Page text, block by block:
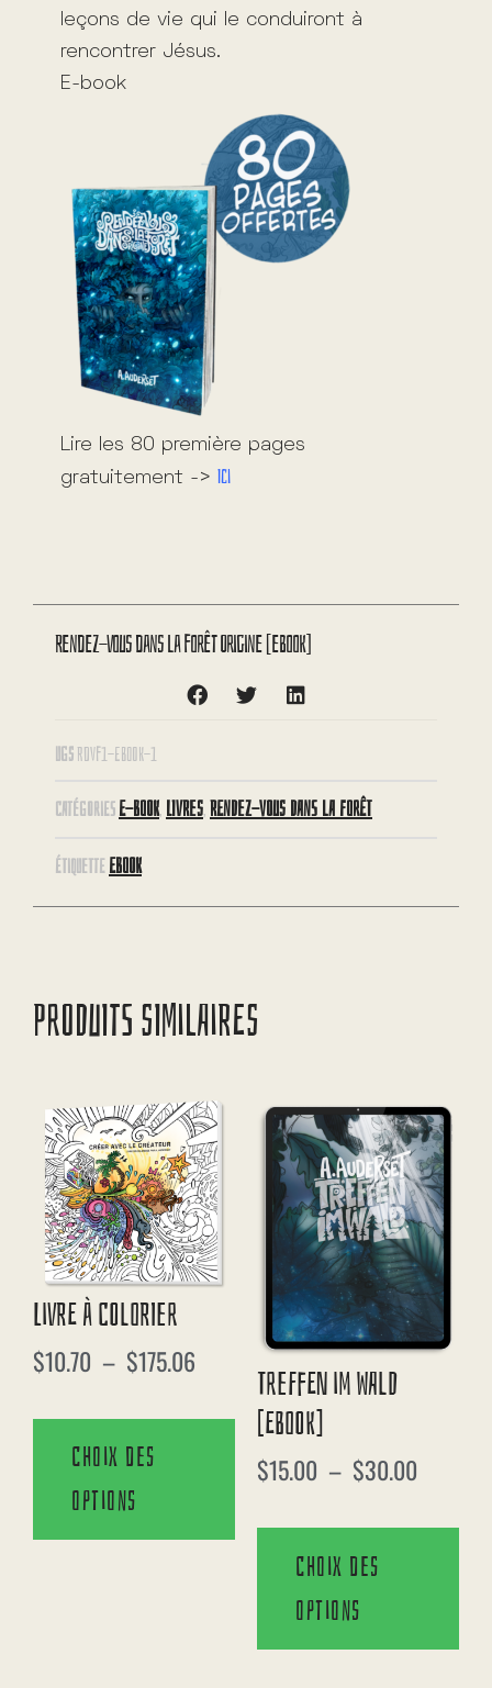
leçons de vie qui le conduiront à
rencontrer Jésus.
E-book
Lire les 80 première pages
gratuitement -> Ici
Rendez-vous dans la forêt Origine [eBook]
UGS RDVF1-EBOOK-1
CATÉGORIES E-BOOK, LIVRES, RENDEZ-VOUS DANS LA FORÊT
ÉTIQUETTE EBOOK
PRODUITS SIMILAIRES
Livre À Colorier
$10.70 – $175.06
Choix des
options
Treffen Im Wald
[eBook]
$15.00 – $30.00
Choix des
options